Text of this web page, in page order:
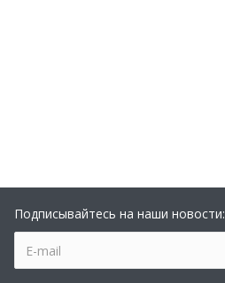
Подписывайтесь на наши новости: